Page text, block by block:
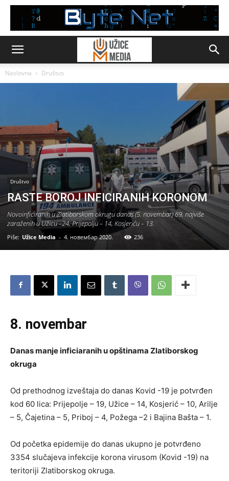
Naslovna Društvo
Društvo
RASTE BOROJ INFICIRANIH KORONOM
Novoinficiranih u Zlatiborskom okrugu danas (5. novembar) 69, najviše
zaraženih u Užicu –24, Prijepolju – 14, Kosjeriću – 13.
Piše: Užice Media - 4. новембар 2020. 236
8. novembar
Danas manje inficiaranih u opštinama Zlatiborskog
okruga
Od prethodnog izveštaja do danas Kovid -19 je potvrđen
kod 60 lica: Prijepolje – 19, Užice – 14, Kosjerić – 10, Arilje
– 5, Čajetina – 5, Priboj – 4, Požega –2 i Bajina Bašta – 1.
Od početka epidemije do danas ukupno je potvrđeno
3354 slučajeva infekcije korona virusom (Kovid -19) na
teritoriji Zlatiborskog okruga.